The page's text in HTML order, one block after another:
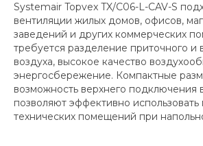
Systemair Topvex TX/C06-L-CAV-S
вентиляции жилых домов, офисов,
заведений и других коммерческих
требуется разделение приточного и
воздуха, высокое качество
энергосбережение. Компактные
возможность верхнего подключения
позволяют эффективно использовать
технических помещений при